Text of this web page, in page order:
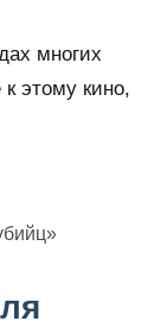
многих
этому кино,